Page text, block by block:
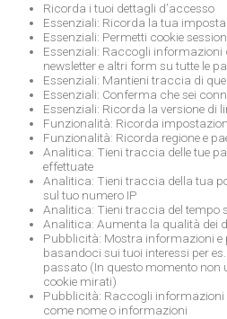
Ricorda i tuoi dettagli d’accesso
Essenziali: Ricorda la tua
Essenziali: Permetti cookie
Essenziali: Raccogli
newsletter e altri form su tutte le
Essenziali: Mantieni traccia di
Essenziali: Conferma che sei
Essenziali: Ricorda la versione di
Funzionalità: Ricorda
Funzionalità: Ricorda regione e
Analitica: Tieni traccia delle tue
effettuate
Analitica: Tieni traccia della tua
sul tuo numero IP
Analitica: Tieni traccia del tempo
Analitica: Aumenta la qualità dei
Pubblicità: Mostra informazioni
basandoci sui tuoi interessi per
passato (In questo momento
cookie mirati)
Pubblicità: Raccogli
come nome o informazioni